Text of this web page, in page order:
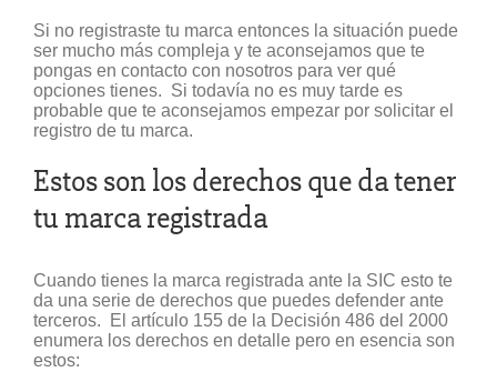
Si no registraste tu marca entonces la situación puede
ser mucho más compleja y te aconsejamos que te
pongas en contacto con nosotros para ver qué
opciones tienes. Si todavía no es muy tarde es
probable que te aconsejamos empezar por solicitar el
registro de tu marca.
Estos son los derechos que da tener
tu marca registrada
Cuando tienes la marca registrada ante la SIC esto te
da una serie de derechos que puedes defender ante
terceros. El artículo 155 de la Decisión 486 del 2000
enumera los derechos en detalle pero en esencia son
estos: